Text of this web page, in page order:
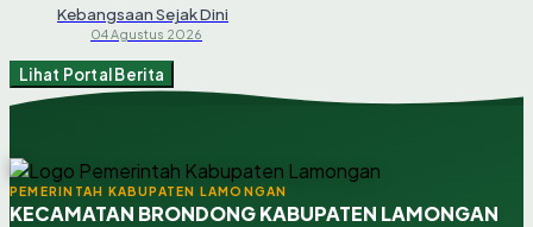
Kebangsaan Sejak Dini
04 Agustus 2026
Lihat Portal Berita
PEMERINTAH KABUPATEN LAMONGAN
KECAMATAN BRONDONG KABUPATEN LAMONGAN